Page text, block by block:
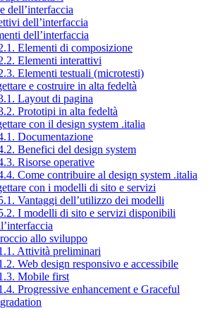
dell’interfaccia
dell’interfaccia
dell’interfaccia
Elementi di composizione
Elementi interattivi
Elementi testuali (microtesti)
e costruire in alta fedeltà
Layout di pagina
Prototipi in alta fedeltà
con il design system .italia
Documentazione
Benefici del design system
Risorse operative
Come contribuire al design system .italia
con i modelli di sito e servizi
Vantaggi dell’utilizzo dei modelli
I modelli di sito e servizi disponibili
allo sviluppo
Attività preliminari
Web design responsivo e accessibile
Mobile first
Progressive enhancement e Graceful